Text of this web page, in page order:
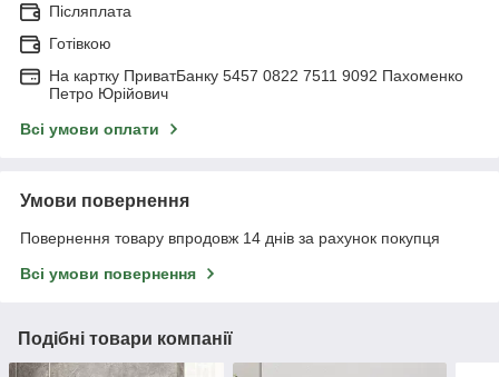
Післяплата
Готівкою
На картку ПриватБанку 5457 0822 7511 9092 Пахоменко
Петро Юрійович
Всі умови оплати
Умови повернення
Повернення товару впродовж 14 днів за рахунок покупця
Всі умови повернення
Подібні товари компанії